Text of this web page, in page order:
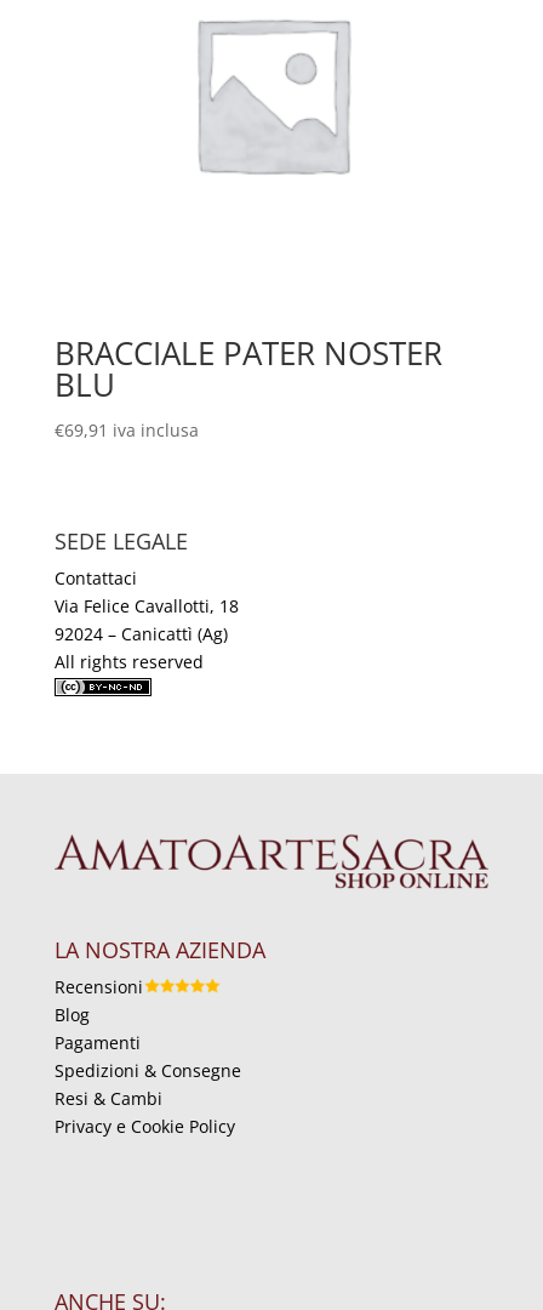
BRACCIALE PATER NOSTER
BLU
€69,91 iva inclusa
SEDE LEGALE
Contattaci
Via Felice Cavallotti, 18
92024 – Canicattì (Ag)
All rights reserved
LA NOSTRA AZIENDA
Recensioni
Blog
Pagamenti
Spedizioni & Consegne
Resi & Cambi
Privacy e Cookie Policy
ANCHE SU: